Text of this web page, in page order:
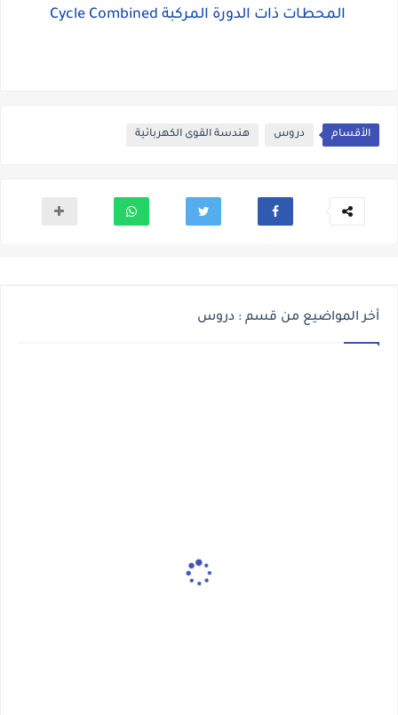
المحطات ذات الدورة المركبة Cycle Combined
الأقسام دروس هندسة القوى الكهربائية
أخر المواضيع من قسم : دروس